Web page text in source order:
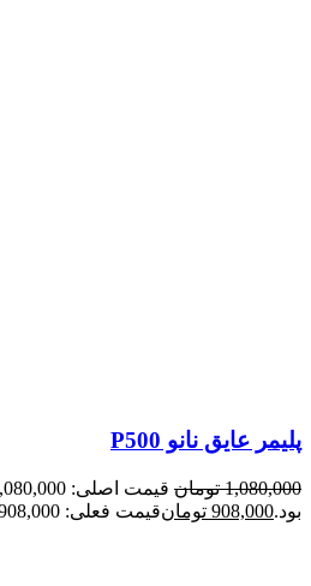
پلیمر عایق نانو P500
1,080,000 تومان
بود.908,000 تومانقیمت فعلی: 908,000 تومان.